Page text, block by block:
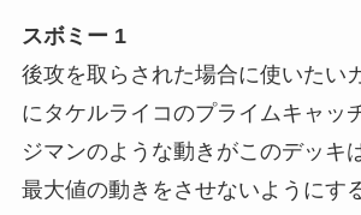
スボミー 1
後攻を取らされた場合に使いたい
にタケルライコのプライムキャッ
ジマンのような動きがこのデッキ
最大値の動きをさせないようにす